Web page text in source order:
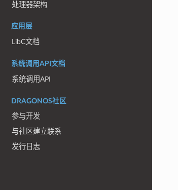
处理器架构
应用层
LibC文档
系统调用API文档
系统调用API
DRAGONOS社区
参与开发
与社区建立联系
发行日志